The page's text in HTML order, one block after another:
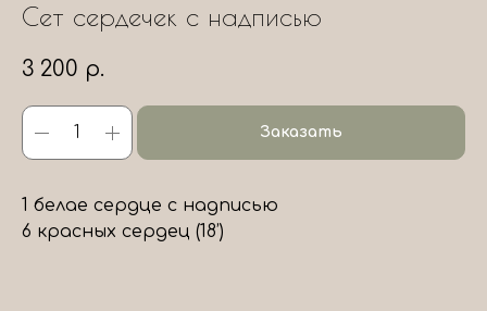
Сет сердечек с надписью
3 200 р.
Заказать
1 белае сердце с надписью
6 красных сердец (18’)